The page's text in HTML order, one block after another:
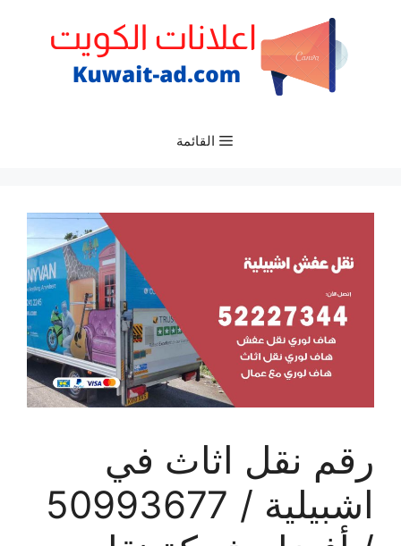
القائمة
رقم نقل اثاث في
اشبيلية / 50993677